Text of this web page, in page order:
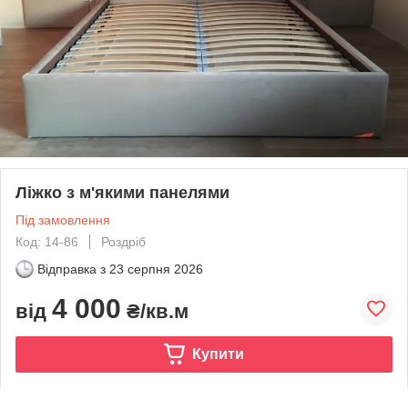
Ліжко з м'якими панелями
Під замовлення
Код: 14-86
Роздріб
Відправка з 23 серпня 2026
від 4 000 ₴/кв.м
Купити